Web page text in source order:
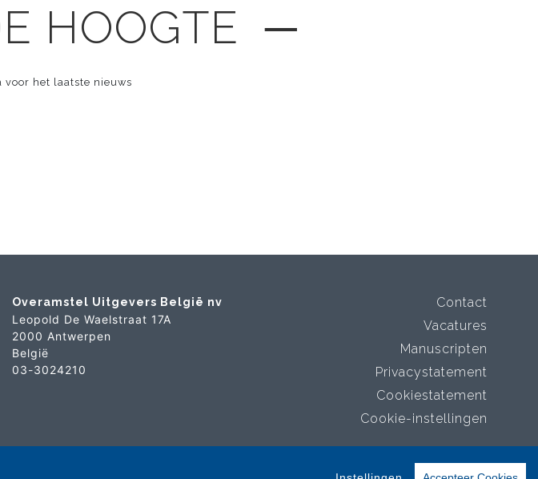
HOOGTE ─
voor het laatste nieuws
Overamstel Uitgevers België nv
Leopold De Waelstraat 17A
2000 Antwerpen
België
03-3024210
Contact
Vacatures
Manuscripten
Privacystatement
Cookiestatement
Cookie-instellingen